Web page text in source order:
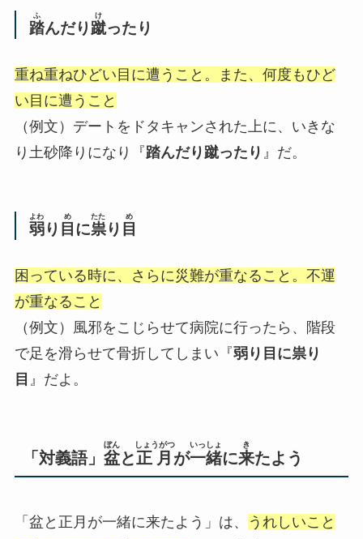
踏
ふ
んだり 蹴
け
ったり
重ね重ねひどい目に遭うこと。また、何度もひど
い目に遭うこと
（例文）デートをドタキャンされた上に、いきな
り土砂降りになり『踏んだり蹴ったり 』だ。
弱
よわ
り 目
め
に祟
たた
り 目
め
困っている時に、さらに災難が重なること。不運
が重なること
（例文）風邪をこじらせて病院に行ったら、階段
で足を滑らせて骨折してしまい『弱り目に祟り
目 』だよ。
「対義語」 盆
ぼん
と正月
しょうがつ
が一緒
いっしょ
に来
き
たよう
「盆と正月が一緒に来たよう」は、
うれしいこと